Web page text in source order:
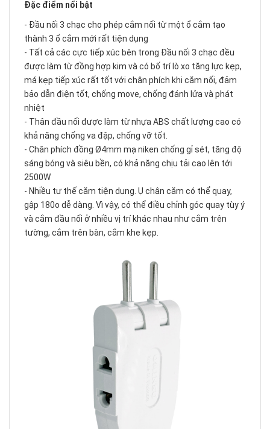
Đặc điểm nổi bật
- Đầu nối 3 chạc cho phép cắm nối từ một ổ cắm tạo
thành 3 ổ cắm mới rất tiện dụng
- Tất cả các cực tiếp xúc bên trong Đầu nối 3 chạc đều
được làm từ đồng hợp kim và có bố trí lò xo tăng lực kẹp,
má kẹp tiếp xúc rất tốt với chân phích khi cắm nối, đảm
bảo dẫn điện tốt, chống move, chống đánh lửa và phát
nhiệt
- Thân đầu nối được làm từ nhựa ABS chất lượng cao có
khả năng chống va đập, chống vỡ tốt.
- Chân phích đồng Ø4mm mạ niken chống gỉ sét, tăng độ
sáng bóng và siêu bền, có khả năng chịu tải cao lên tới
2500W
- Nhiều tư thế cắm tiện dụng. Ụ chân cắm có thể quay,
gập 180o dễ dàng. Vì vậy, có thể điều chỉnh góc quay tùy ý
và cắm đầu nối ở nhiều vị trí khác nhau như cắm trên
tường, cắm trên bàn, cắm khe kẹp.